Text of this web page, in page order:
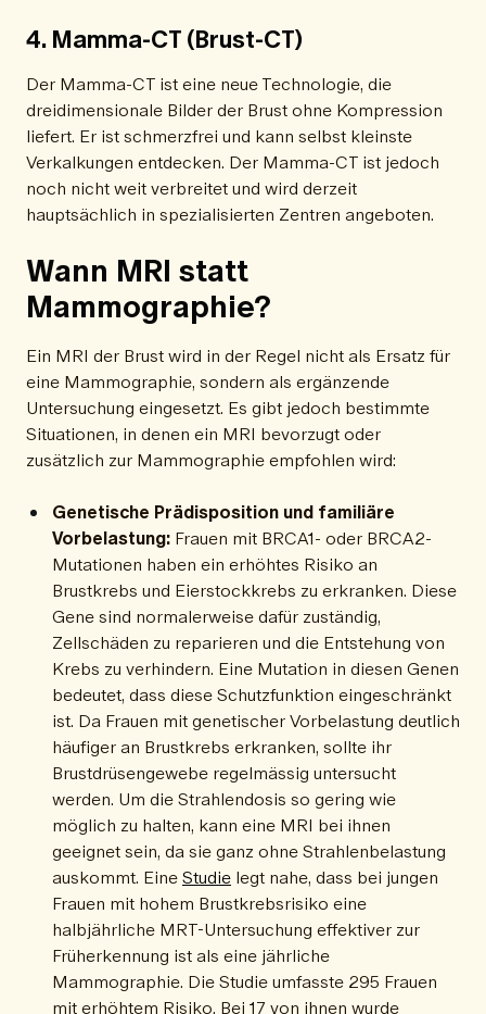
4. Mamma-CT (Brust-CT)
Der Mamma-CT ist eine neue Technologie, die
dreidimensionale Bilder der Brust ohne Kompression
liefert. Er ist schmerzfrei und kann selbst kleinste
Verkalkungen entdecken. Der Mamma-CT ist jedoch
noch nicht weit verbreitet und wird derzeit
hauptsächlich in spezialisierten Zentren angeboten.
Wann MRI statt
Mammographie?
Ein MRI der Brust wird in der Regel nicht als Ersatz für
eine Mammographie, sondern als ergänzende
Untersuchung eingesetzt. Es gibt jedoch bestimmte
Situationen, in denen ein MRI bevorzugt oder
zusätzlich zur Mammographie empfohlen wird:
Genetische Prädisposition und familiäre
Vorbelastung: Frauen mit BRCA1- oder BRCA2-
Mutationen haben ein erhöhtes Risiko an
Brustkrebs und Eierstockkrebs zu erkranken. Diese
Gene sind normalerweise dafür zuständig,
Zellschäden zu reparieren und die Entstehung von
Krebs zu verhindern. Eine Mutation in diesen Genen
bedeutet, dass diese Schutzfunktion eingeschränkt
ist. Da Frauen mit genetischer Vorbelastung deutlich
häufiger an Brustkrebs erkranken, sollte ihr
Brustdrüsengewebe regelmässig untersucht
werden. Um die Strahlendosis so gering wie
möglich zu halten, kann eine MRI bei ihnen
geeignet sein, da sie ganz ohne Strahlenbelastung
auskommt. EineStudie legt nahe, dass bei jungen
Frauen mit hohem Brustkrebsrisiko eine
halbjährliche MRT-Untersuchung effektiver zur
Früherkennung ist als eine jährliche
Mammographie. Die Studie umfasste 295 Frauen
mit erhöhtem Risiko. Bei 17 von ihnen wurde